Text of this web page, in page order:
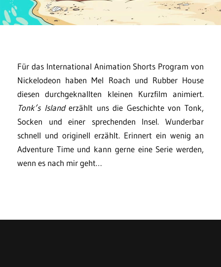
Für das International Animation Shorts Program von
Nickelodeon haben Mel Roach und Rubber House
diesen durchgeknallten kleinen Kurzfilm animiert.
Tonk’s Islanderzählt uns die Geschichte von Tonk,
Socken und einer sprechenden Insel. Wunderbar
schnell und originell erzählt. Erinnert ein wenig an
Adventure Time und kann gerne eine Serie werden,
wenn es nach mir geht…